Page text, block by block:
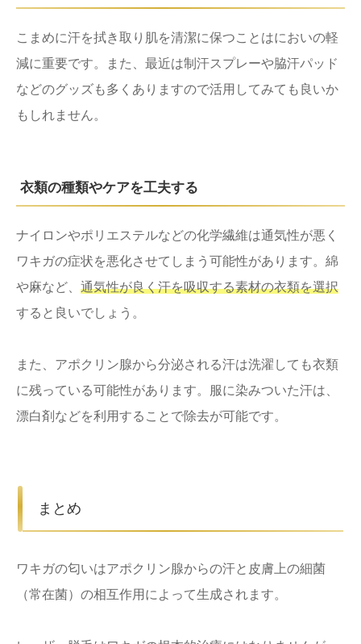
こまめに汗を拭き取り肌を清潔に保つことはにおいの軽
減に重要です。また、最近は制汗スプレーや脇汗パッド
などのグッズも多くありますので活用してみても良いか
もしれません。
衣類の種類やケアを工夫する
ナイロンやポリエステルなどの化学繊維は通気性が悪く
ワキガの症状を悪化させてしまう可能性があります。綿
や麻など、 通気性が良く汗を吸収する素材の衣類を選択
すると良いでしょう。
また、アポクリン腺から分泌される汗は洗濯しても衣類
に残っている可能性があります。服に染みついた汗は、
漂白剤などを利用することで除去が可能です。
まとめ
ワキガの匂いはアポクリン腺からの汗と皮膚上の細菌
（常在菌）の相互作用によって生成されます。